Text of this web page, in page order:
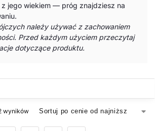
jego wiekiem — próg znajdziesz na
należy używać z zachowaniem
Przed każdym użyciem przeczytaj
dotyczące produktu.
wyników